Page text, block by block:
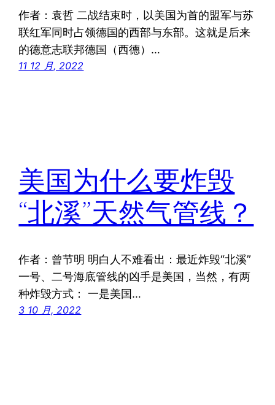
作者：袁哲 二战结束时，以美国为首的盟军与苏
联红军同时占领德国的西部与东部。这就是后来
的德意志联邦德国（西德）…
11 12 月, 2022
美国为什么要炸毁
“北溪”天然气管线？
作者：曾节明 明白人不难看出：最近炸毁“北溪”
一号、二号海底管线的凶手是美国，当然，有两
种炸毁方式： 一是美国…
3 10 月, 2022